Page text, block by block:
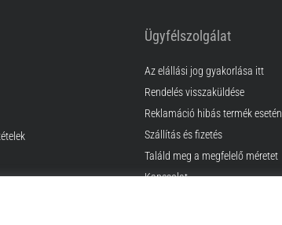
Ügyfélszolgálat
Az elállási jog gyakorlása itt
Rendelés visszaküldése
Reklamáció hibás termék esetén
Szállítás és fizetés
Találd meg a megfelelő méretet
Kapcsolat